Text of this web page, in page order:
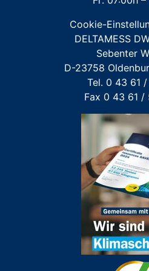
Für FREMDFABRIKATE:
und
Cookie-
DELTAMESS
Sebenter
D-23758
Tel. 0 43 61
Fax 0 43 61 /